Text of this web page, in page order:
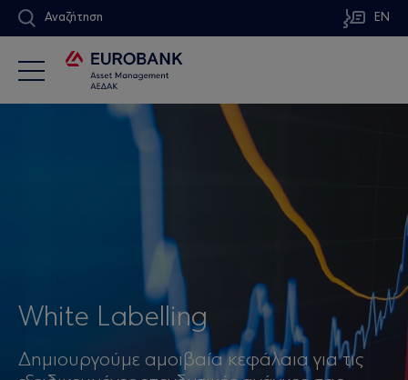
Αναζήτηση EN
White Labelling
Δημιουργούμε αμοιβαία κεφάλαια για τις